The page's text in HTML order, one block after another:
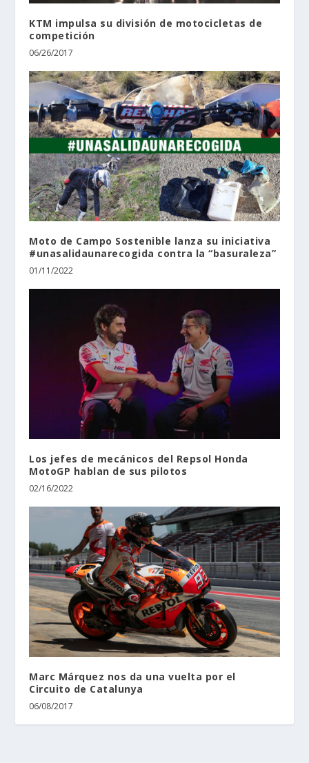
KTM impulsa su división de motocicletas de
competición
06/26/2017
Moto de Campo Sostenible lanza su iniciativa
#unasalidaunarecogida contra la “basuraleza”
01/11/2022
Los jefes de mecánicos del Repsol Honda
MotoGP hablan de sus pilotos
02/16/2022
Marc Márquez nos da una vuelta por el
Circuito de Catalunya
06/08/2017